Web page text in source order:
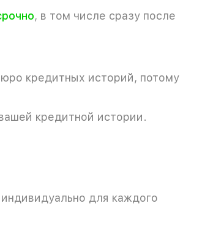
, в том числе сразу после
кредитных историй, потому
кредитной истории.
для каждого